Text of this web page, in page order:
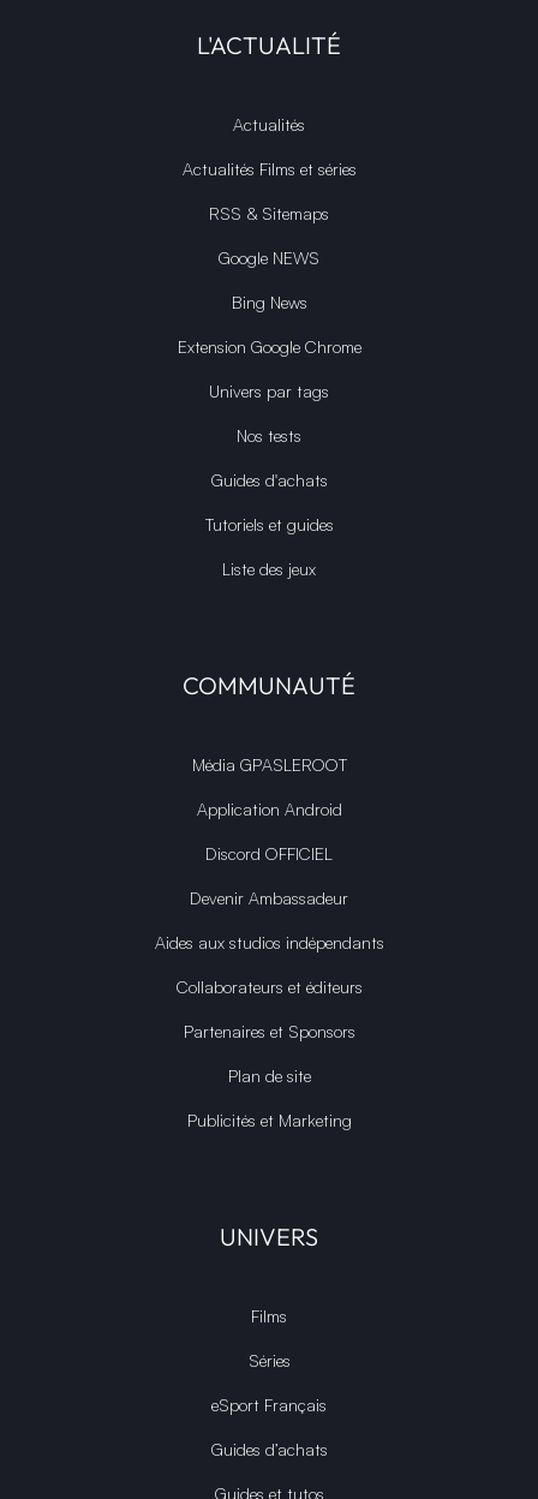
L'ACTUALITÉ
Actualités
Actualités Films et séries
RSS & Sitemaps
Google NEWS
Bing News
Extension Google Chrome
Univers par tags
Nos tests
Guides d'achats
Tutoriels et guides
Liste des jeux
COMMUNAUTÉ
Média GPASLEROOT
Application Android
Discord OFFICIEL
Devenir Ambassadeur
Aides aux studios indépendants
Collaborateurs et éditeurs
Partenaires et Sponsors
Plan de site
Publicités et Marketing
UNIVERS
Films
Séries
eSport Français
Guides d’achats
Guides et tutos